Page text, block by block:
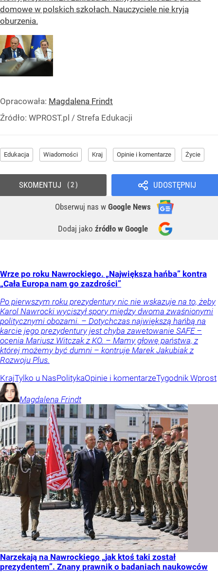
domowe w polskich szkołach. Nauczyciele nie kryją
oburzenia.
Opracowała: Magdalena Frindt
Źródło: WPROST.pl / Strefa Edukacji
Edukacja Wiadomości Kraj Opinie i komentarze Życie
UDOSTĘPNIJ
Obserwuj nas w Google News
Dodaj jako źródło w Google
SKOMENTUJ 2
Wrze po roku Nawrockiego. „Największa hańba” kontra
„Cała Europa nam go zazdrości”
Po pierwszym roku prezydentury nic nie wskazuje na to, żeby
Karol Nawrocki wyciszył spory między dwoma zwaśnionymi
politycznymi obozami. – Dotychczas największą hańbą na
karcie jego prezydentury jest chyba zawetowanie SAFE –
ocenia Mariusz Witczak z KO. – Mamy głowę państwa, z
której możemy być dumni – kontruje Marek Jakubiak z
Rozwoju Plus.
KrajTylko u NasPolitykaOpinie i komentarzeTygodnik Wprost
Magdalena Frindt
Narzekają na Nawrockiego „jak ktoś taki został
prezydentem”. Znany prawnik o badaniach naukowców